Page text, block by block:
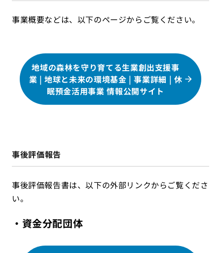
事業概要などは、以下のページからご覧ください。
地域の森林を守り育てる生業創出支援事
業 | 地球と未来の環境基金 | 事業詳細 | 休
眠預金活用事業 情報公開サイト
事後評価報告
事後評価報告書は、以下の外部リンクからご覧くださ
い。
・資金分配団体